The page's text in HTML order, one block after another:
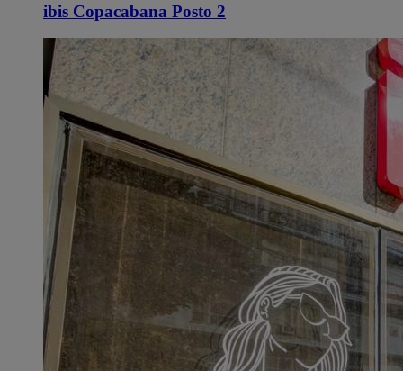
ibis Copacabana Posto 2